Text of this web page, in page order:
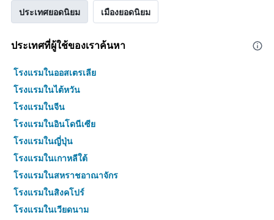
ประเทศยอดนิยม เมืองยอดนิยม
ประเทศที่ผู้ใช้ของเราค้นหา
โรงแรมในออสเตรเลีย
โรงแรมในไต้หวัน
โรงแรมในจีน
โรงแรมในอินโดนีเซีย
โรงแรมในญี่ปุ่น
โรงแรมในเกาหลีใต้
โรงแรมในสหราชอาณาจักร
โรงแรมในสิงคโปร์
โรงแรมในเวียดนาม